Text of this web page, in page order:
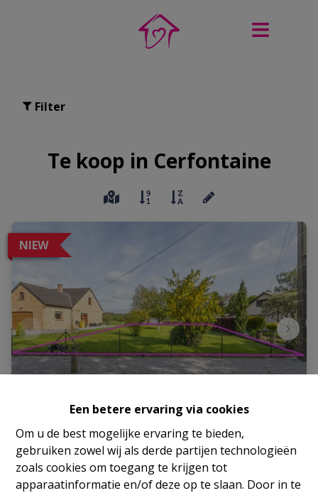
Een betere ervaring via cookies
Om u de best mogelijke ervaring te bieden,
gebruiken zowel wij als derde partijen technologieën
zoals cookies om toegang te krijgen tot
apparaatinformatie en/of deze op te slaan. Door in te
Filter
Te koop in Cerfontaine
NIEW
Grond
Rue de l'Europe 36, 5630 Cerfontaine|Ref: 2277